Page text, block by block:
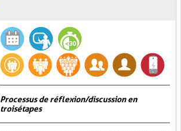
Processus de réflexion/discussion en
trois étapes